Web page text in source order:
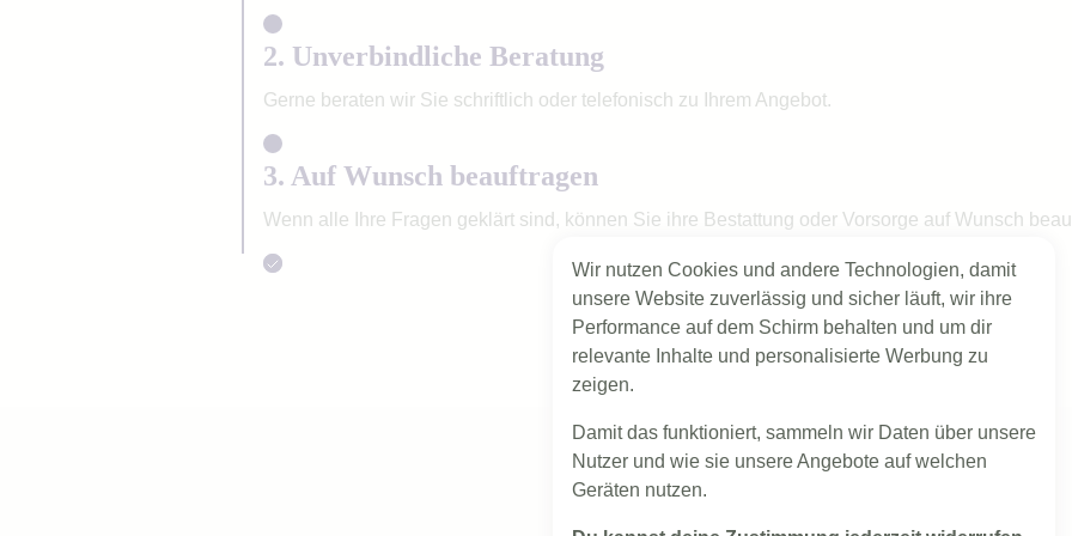
2. Unverbindliche Beratung
Gerne beraten wir Sie schriftlich oder telefonisch zu Ihrem Angebot.
3. Auf Wunsch beauftragen
Wenn alle Ihre Fragen geklärt sind, können Sie ihre Bestattung oder Vorsorge auf Wunsch
Wir nutzen Cookies und andere Technologien, damit
unsere Website zuverlässig und sicher läuft, wir ihre
Performance auf dem Schirm behalten und um dir
relevante Inhalte und personalisierte Werbung zu
zeigen.
Damit das funktioniert, sammeln wir Daten über unsere
Nutzer und wie sie unsere Angebote auf welchen
Geräten nutzen.